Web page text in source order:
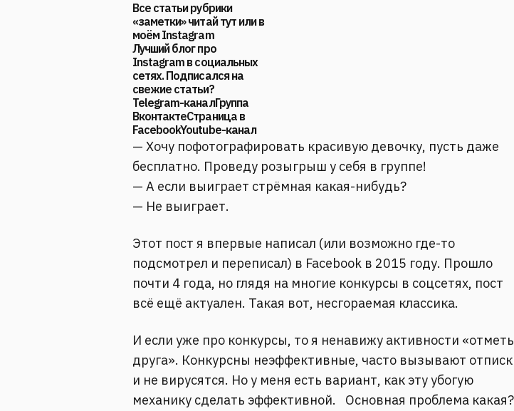
Все статьи рубрики
«заметки» читай тут или в
моём Instagram
Лучший блог про
Instagram в социальных
сетях. Подписался на
свежие статьи?
Telegram-каналГруппа
ВконтактеСтраница в
FacebookYoutube-канал
— Хочу пофотографировать красивую девочку, пусть даже
бесплатно. Проведу розыгрыш у себя в группе!
— А если выиграет стрёмная какая-нибудь?
— Не выиграет.⠀
Этот пост я впервые написал (или возможно где-то
подсмотрел и переписал) в Facebook в 2015 году. Прошло
почти 4 года, но глядя на многие конкурсы в соцсетях, пост
всё ещё актуален. Такая вот, несгораемая классика.⠀
И если уже про конкурсы, то я ненавижу активности «отметь
друга». Конкурсны неэффективные, часто вызывают
и не вирусятся. Но у меня есть вариант, как эту убогую
механику сделать эффективной.⠀Основная проблема какая?